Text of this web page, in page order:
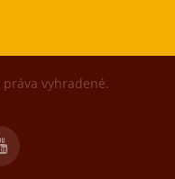
práva vyhradené.